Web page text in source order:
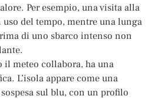
Per esempio, una visita alla
uso del tempo, mentre una lunga
di uno sbarco intenso non
il meteo collabora, ha una
L’isola appare come una
sul blu, con un profilo